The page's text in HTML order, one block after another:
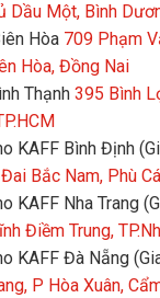
Dầu Một, Bình
Hòa 709 Phạm
Hòa, Đồng Nai
Thạnh 395 Bình
KAFF Bình Định
Bắc Nam, Phù
KAFF Nha Trang
Điềm Trung,
KAFF Đà Nẵng
P Hòa Xuân,